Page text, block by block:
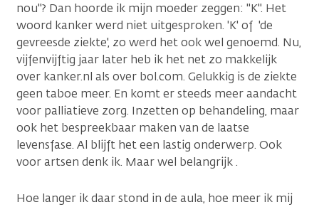
nou"? Dan hoorde ik mijn moeder zeggen: "K". Het
woord kanker werd niet uitgesproken. 'K' of 'de
gevreesde ziekte', zo werd het ook wel genoemd. Nu,
vijfenvijftig jaar later heb ik het net zo makkelijk
over kanker.nl als over bol.com. Gelukkig is de ziekte
geen taboe meer. En komt er steeds meer aandacht
voor palliatieve zorg. Inzetten op behandeling, maar
ook het bespreekbaar maken van de laatse
levensfase. Al blijft het een lastig onderwerp. Ook
voor artsen denk ik. Maar wel belangrijk .
Hoe langer ik daar stond in de aula, hoe meer ik mij